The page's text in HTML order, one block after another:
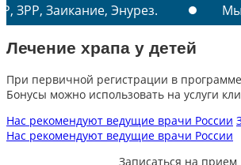
Энурез. Мы
Лечение храпа у детей
При первичной регистрации в
Бонусы можно использовать на услуги
Нас рекомендуют ведущие врачи России
Нас рекомендуют ведущие врачи России
Записаться на прием